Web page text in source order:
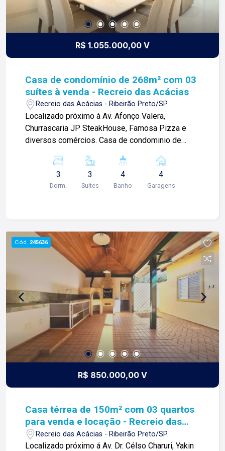
arrojo e a força comercial da atualidade. A Lago é
sua principal imobiliária em Ribeirão Preto!
R$ 1.055.000,00 V
Casa de condomínio de 268m² com 03
suítes à venda - Recreio das Acácias
Recreio das Acácias - Ribeirão Preto/SP
Localizado próximo à Av. Afonço Valera,
Churrascaria JP SteakHouse, Famosa Pizza e
diversos comércios. Casa de condominio de
ambientes; -01 lavabo; -Cozinha planejada; -Área
de serviço; -Corredor lateral; -04 vagas de
garagem. Para mais informações e agendar
de tudo que fazemos. Todos os dias
construímos laços fortes e indeléveis com
nossos proprietários e clientes. Somos uma
imobiliária que equilibra a tradicionalidade com o
arrojo e a força comercial da atualidade. A Lago é
sua principal imobiliária em Ribeirão Preto!
3
Dorm.
3
Suítes
4
Banho
4
Garagens
Cód. 245636
R$ 850.000,00 V
Casa térrea de 150m² com 03 quartos
para venda e locação - Recreio das
Acácias
Recreio das Acácias - Ribeirão Preto/SP
Localizado próximo á Av. Dr. Célso Charuri, Yakin